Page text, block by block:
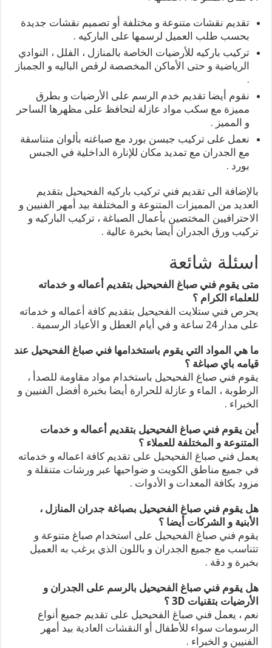
تقديم نقشات متنوعة و مختلفة أو تصميم نقشات جديدة
بحسب طلب العميل لرسمها على الباركيه .
تركيب باركيه للأرضيات الخاصة بالمنازل ، الفلل ، النوادي
الرياضية و حتى الأماكن المخصصة لرقص الباليه و الجمباز
.
نقوم أيضا تقديم خدم الرسم على الأرضيات و بطرق
مميزة مع سكب مواد عازلة لتحافظ على مظهرها الساحر
و المميز .
نعمل على تركيب جبسن بورد مع صباغته بألوان متناسقة
مع الجدران مع تمديد مكان للإنارة الداخلية في الجبس
بورد .
بالإضافة الى تقديم فني تركيب باركيه الفحيحيل بتقديم
العديد من المميزات المتنوعة و المختلفة بيد أمهر الفنيين و
الاحترافيين المختصين بأعمال الصباغة ، تركيب الباركيه و
تركيب ورق الجدران أيضا بخبرة عالية .
اسئلة شائعة
متى يقوم فني صباغ الفحيحيل بتقديم أعماله و خدماته
للعلماء الكرام ؟
يحرص فني ستلايت الفحيحيل بتقديم كافة أعماله و خدماته
على مدار 24 ساعة و في أيام العطل و الأعياد الرسمية .
ما هي المواد التي يقوم باستخدامها فني صباغ الفحيحيل عند
قيامه باي صباغة ؟
يقوم فني صباغ الفحيحيل باستخدام مواد مقاومة للصدأ ،
الرطوبة ، الماء و عازلة للحرارة أيضا بخبرة أفضل الفنيين و
الخبراء .
أين يقوم فني صباغ الفحيحيل بتقديم أعماله و خدمات
المتنوعة و المختلفة للعملاء ؟
يعمل فني صباغ الفحيحيل على تقديم كافة اعماله و خدماته
في جميع مناطق الكويت و ضواحيها عبر ورشات متنقلة و
مزود بكافة المعدات و الأدوات .
هل يقوم فني صباغ الفحيحيل بصباغة جدران المنازل ،
الأبنية و الشركات أيضا ؟
يقوم فني صباغ الفحيحيل على استخدام صباغ متنوعة و
تتناسب مع جميع الجدران و باللون الذي يرغب به العميل
بخبرة و دقة .
هل يقوم فني صباغ الفحيحيل بالرسم على الجدران و
الأرضيات بتقنيات 3D ؟
نعم ، يعمل فني صباغ الفحيحيل على تقديم جميع أنواع
الرسومات سواء للأطفال أو النقشات العادية بيد أمهر
الفنيين و الخبراء .